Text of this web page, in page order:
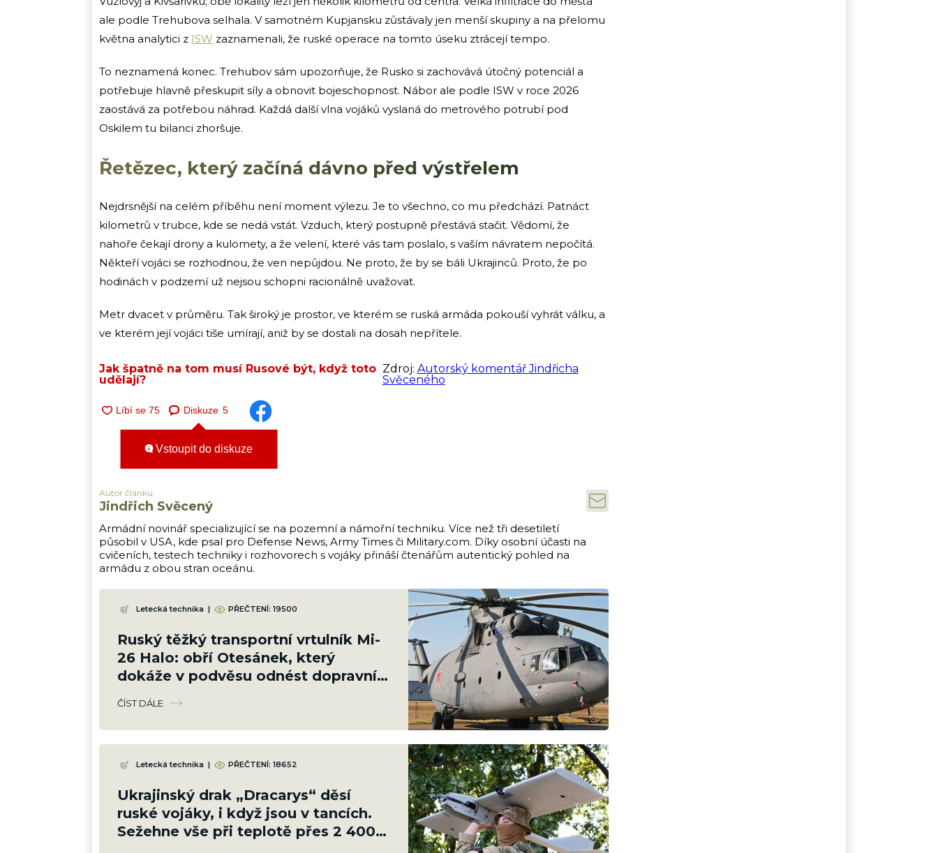
ale podle Trehubova selhala. V samotném Kupjansku zůstávaly jen menší skupiny a na přelomu
května analytici z ISW zaznamenali, že ruské operace na tomto úseku ztrácejí tempo.
To neznamená konec. Trehubov sám upozorňuje, že Rusko si zachovává útočný potenciál a
potřebuje hlavně přeskupit síly a obnovit bojeschopnost. Nábor ale podle ISW v roce 2026
zaostává za potřebou náhrad. Každá další vlna vojáků vyslaná do metrového potrubí pod
Oskilem tu bilanci zhoršuje.
Řetězec, který začíná dávno před výstřelem
Nejdrsnější na celém příběhu není moment výlezu. Je to všechno, co mu předchází. Patnáct
kilometrů v trubce, kde se nedá vstát. Vzduch, který postupně přestává stačit. Vědomí, že
nahoře čekají drony a kulomety, a že velení, které vás tam poslalo, s vaším návratem nepočítá.
Někteří vojáci se rozhodnou, že ven nepůjdou. Ne proto, že by se báli Ukrajinců. Proto, že po
hodinách v podzemí už nejsou schopni racionálně uvažovat.
Metr dvacet v průměru. Tak široký je prostor, ve kterém se ruská armáda pokouší vyhrát válku, a
ve kterém její vojáci tiše umírají, aniž by se dostali na dosah nepřítele.
Jak špatně na tom musí Rusové být, když toto
udělají?
Zdroj: Autorský komentář Jindřicha
Svěceného
Diskuze 5
Vstoupit do diskuze
Autor článku
Jindřich Svěcený
Armádní novinář specializující se na pozemní a námořní techniku. Více než tři desetiletí
působil v USA, kde psal pro Defense News, Army Times či Military.com. Díky osobní účasti na
cvičeních, testech techniky i rozhovorech s vojáky přináší čtenářům autentický pohled na
armádu z obou stran oceánu.
Letecká technika | PŘEČTENÍ: 19500
Ruský těžký transportní vrtulník Mi-
26 Halo: obří Otesánek, který
dokáže v podvěsu odnést dopravní
letadlo
ČÍST DÁLE
Letecká technika | PŘEČTENÍ: 18652
Ukrajinský drak „Dracarys“ děsí
ruské vojáky, i když jsou v tancích.
Sežehne vše při teplotě přes 2 400